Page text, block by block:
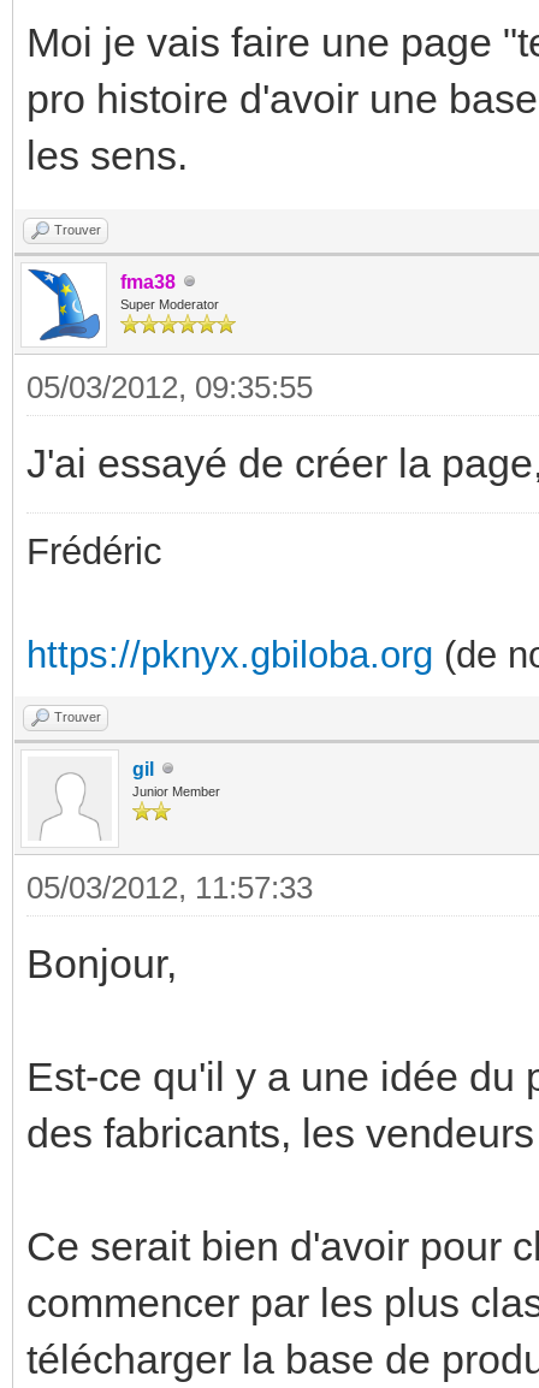
Moi je vais faire une page
pro histoire d'avoir une
les sens.
Trouver
fma38
Super Moderator
05/03/2012, 09:35:55
J'ai essayé de créer la
Frédéric
https://pknyx.gbiloba.org (de
Trouver
gil
Junior Member
05/03/2012, 11:57:33
Bonjour,
Est-ce qu'il y a une idée du
des fabricants, les
Ce serait bien d'avoir pour
commencer par les plus
télécharger la base de